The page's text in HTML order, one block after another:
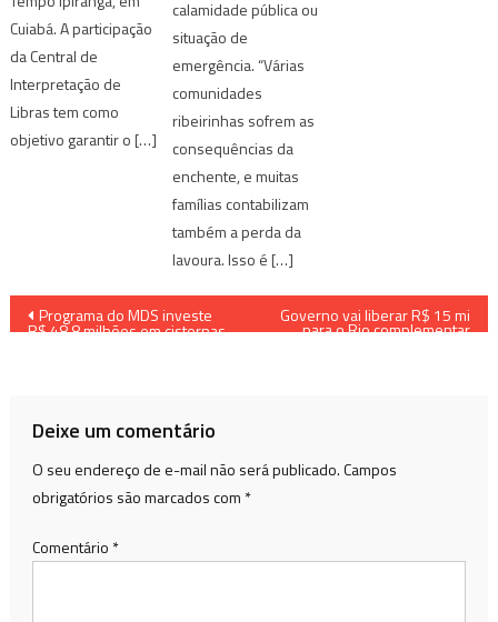
Cuiabá. A participação
da Central de
Interpretação de
Libras tem como
objetivo garantir o […]
calamidade pública ou
situação de
emergência. “Várias
comunidades
ribeirinhas sofrem as
consequências da
enchente, e muitas
famílias contabilizam
também a perda da
lavoura. Isso é […]
Navegação
Programa do MDS investe
R$ 48,8 milhões em cisternas
Governo vai liberar R$ 15 mi
para o Rio complementar
Deixe um comentário
O seu endereço de e-mail não será publicado.Campos
obrigatórios são marcados com *
Comentário *